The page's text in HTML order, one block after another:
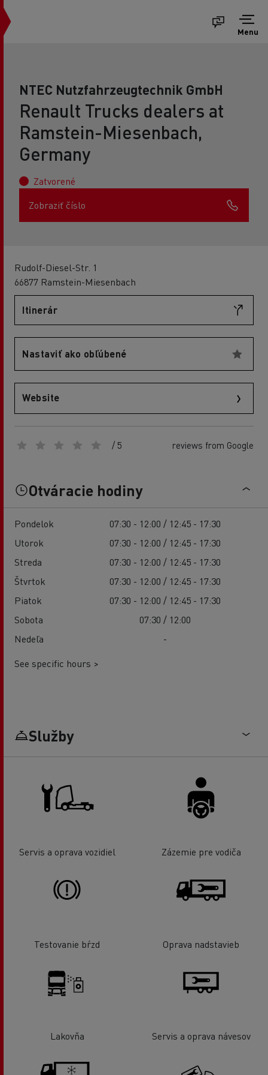
Menu
NTEC Nutzfahrzeugtechnik GmbH
Renault Trucks dealers at
Ramstein-Miesenbach,
Germany
Zatvorené
Zobraziť číslo
Rudolf-Diesel-Str. 1
66877 Ramstein-Miesenbach
Itinerár
Nastaviť ako obľúbené
Website
/ 5 reviews from Google
Otváracie hodiny
Pondelok
07:30 - 12:00 / 12:45 - 17:30
Utorok
07:30 - 12:00 / 12:45 - 17:30
Streda
07:30 - 12:00 / 12:45 - 17:30
Štvrtok
07:30 - 12:00 / 12:45 - 17:30
Piatok
07:30 - 12:00 / 12:45 - 17:30
Sobota
07:30 / 12:00
Nedeľa
-
See specific hours >
Služby
Servis a oprava vozidiel Zázemie pre vodiča
Testovanie bŕzd Oprava nadstavieb
Lakovňa Servis a oprava návesov